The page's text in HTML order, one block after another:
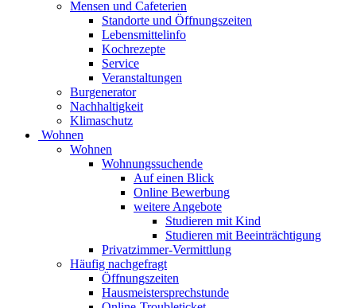
Mensen und Cafeterien
Standorte und Öffnungszeiten
Lebensmittelinfo
Kochrezepte
Service
Veranstaltungen
Burgenerator
Nachhaltigkeit
Klimaschutz
Wohnen
Wohnen
Wohnungssuchende
Auf einen Blick
Online Bewerbung
weitere Angebote
Studieren mit Kind
Studieren mit Beeinträchtigung
Privatzimmer-Vermittlung
Häufig nachgefragt
Öffnungszeiten
Hausmeistersprechstunde